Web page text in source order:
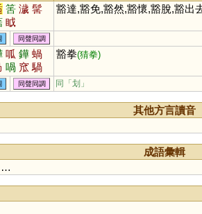
筈 濊 髺
眓
豁達,豁免,豁然,豁懷,豁脫,豁出
同聲同調
呱 鏵 蝸
喎 窊 騧
唲
豁拳(猜拳)
同聲同調 同「划 」
其他方言讀音
成語彙輯
…